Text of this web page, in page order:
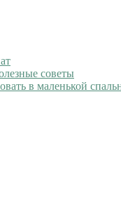
советы
в маленькой